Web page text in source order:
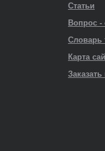
Статьи
Вопрос -
Словарь
Карта